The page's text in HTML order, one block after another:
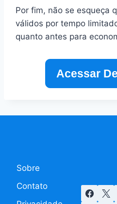
Por fim, não se esqueça
válidos por tempo
quanto antes para
Acessar
Sobre
Contato